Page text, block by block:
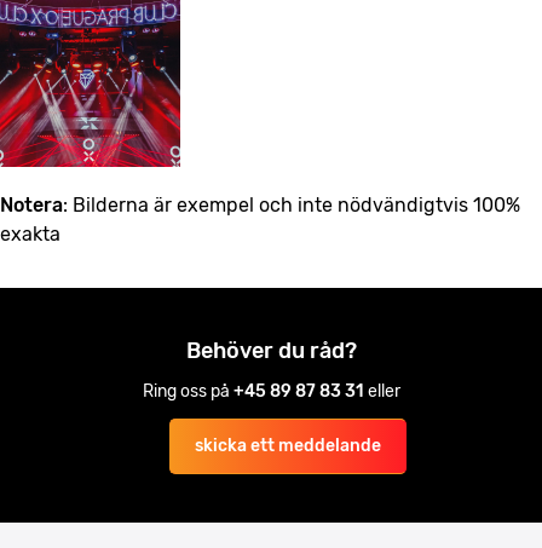
Notera: Bilderna är exempel och inte nödvändigtvis 100%
exakta
Behöver du råd?
Ring oss på +45 89 87 83 31 eller
skicka ett meddelande